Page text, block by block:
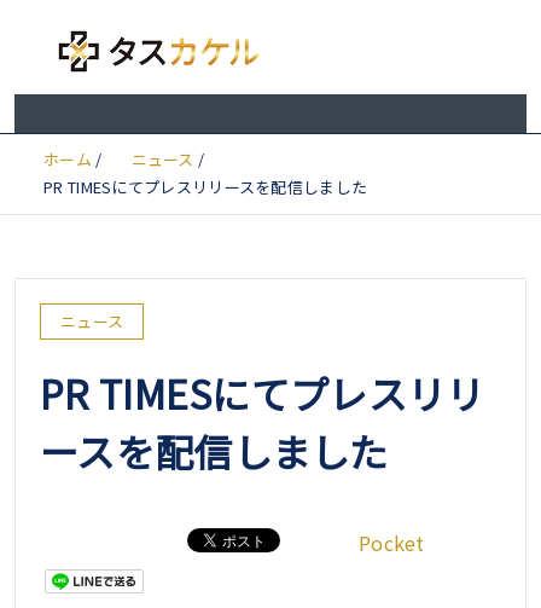
ホーム / ニュース /
PR TIMESにてプレスリリースを配信しました
ニュース
PR TIMESにてプレスリリ
ースを配信しました
Pocket